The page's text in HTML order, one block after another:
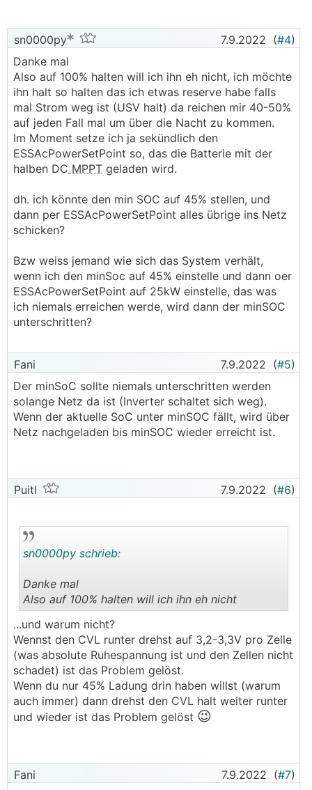
sn0000py 7.9.2022 (#4)
Danke mal
Also auf 100% halten will ich ihn eh nicht, ich möchte
ihn halt so halten das ich etwas reserve habe falls
mal Strom weg ist (USV halt) da reichen mir 40-50%
auf jeden Fall mal um über die Nacht zu kommen.
Im Moment setze ich ja sekündlich den
ESSAcPowerSetPoint so, das die Batterie mit der
halben DC MPPT geladen wird.
dh. ich könnte den min SOC auf 45% stellen, und
dann per ESSAcPowerSetPoint alles übrige ins Netz
schicken?
Bzw weiss jemand wie sich das System verhält,
wenn ich den minSoc auf 45% einstelle und dann oer
ESSAcPowerSetPoint auf 25kW einstelle, das was
ich niemals erreichen werde, wird dann der minSOC
unterschritten?
Fani 7.9.2022 (#5)
Der minSoC sollte niemals unterschritten werden
solange Netz da ist (Inverter schaltet sich weg).
Wenn der aktuelle SoC unter minSOC fällt, wird über
Netz nachgeladen bis minSOC wieder erreicht ist.
Puitl 7.9.2022 (#6)
..
sn0000py schrieb:
Danke mal
Also auf 100% halten will ich ihn eh nicht
...und warum nicht?
Wennst den CVL runter drehst auf 3,2-3,3V pro Zelle
(was absolute Ruhespannung ist und den Zellen nicht
schadet) ist das Problem gelöst.
Wenn du nur 45% Ladung drin haben willst (warum
auch immer) dann drehst den CVL halt weiter runter
und wieder ist das Problem gelöst 😉
Fani 7.9.2022 (#7)